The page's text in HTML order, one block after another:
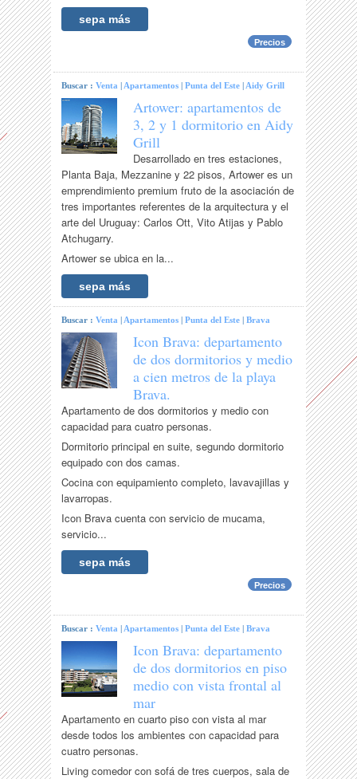
sepa más
Precios
Buscar :Venta |Apartamentos |Punta del Este |Aidy Grill
Artower: apartamentos de
3, 2 y 1 dormitorio en Aidy
Grill
Desarrollado en tres estaciones,
Planta Baja, Mezzanine y 22 pisos, Artower es un
emprendimiento premium fruto de la asociación de
tres importantes referentes de la arquitectura y el
arte del Uruguay: Carlos Ott, Vito Atijas y Pablo
Atchugarry.
Artower se ubica en la...
sepa más
Buscar :Venta |Apartamentos |Punta del Este |Brava
Icon Brava: departamento
de dos dormitorios y medio
a cien metros de la playa
Brava.
Apartamento de dos dormitorios y medio con
capacidad para cuatro personas.
Dormitorio principal en suite, segundo dormitorio
equipado con dos camas.
Cocina con equipamiento completo, lavavajillas y
lavarropas.
Icon Brava cuenta con servicio de mucama,
servicio...
sepa más
Precios
Buscar :Venta |Apartamentos |Punta del Este |Brava
Icon Brava: departamento
de dos dormitorios en piso
medio con vista frontal al
mar
Apartamento en cuarto piso con vista al mar
desde todos los ambientes con capacidad para
cuatro personas.
Living comedor con sofá de tres cuerpos, sala de